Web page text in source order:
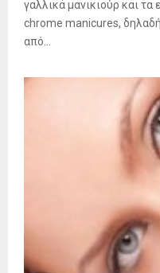
γαλλικά μανικιούρ και
chrome manicures,
από...